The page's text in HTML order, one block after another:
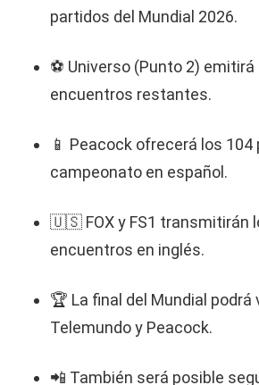
partidos del Mundial 2026.
⚽ Universo (Punto 2) emitirá
encuentros restantes.
📱 Peacock ofrecerá los 104
campeonato en español.
🇺🇸 FOX y FS1 transmitirán
encuentros en inglés.
🏆 La final del Mundial podrá
Telemundo y Peacock.
📲 También será posible